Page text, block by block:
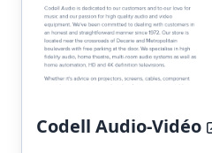
Codell Audio-Vidéo